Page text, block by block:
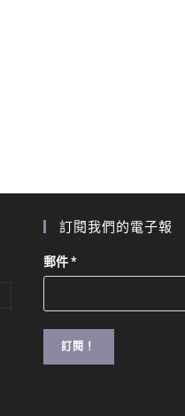
訂閱我們的電子報
郵件*